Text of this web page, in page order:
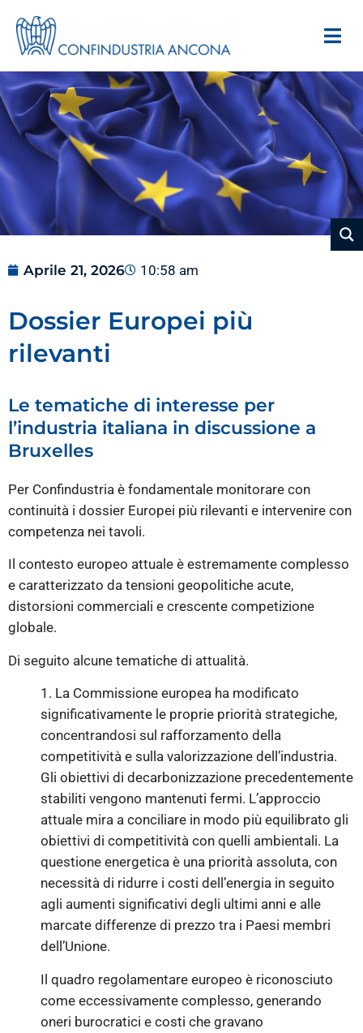
Aprile 21, 2026 10:58 am
Dossier Europei più
rilevanti
Le tematiche di interesse per
l’industria italiana in discussione a
Bruxelles
Per Confindustria è fondamentale monitorare con
continuità i dossier Europei più rilevanti e intervenire con
competenza nei tavoli.
Il contesto europeo attuale è estremamente complesso
e caratterizzato da tensioni geopolitiche acute,
distorsioni commerciali e crescente competizione
globale.
Di seguito alcune tematiche di attualità.
1. La Commissione europea ha modificato
significativamente le proprie priorità strategiche,
concentrandosi sul rafforzamento della
competitività e sulla valorizzazione dell’industria.
Gli obiettivi di decarbonizzazione precedentemente
stabiliti vengono mantenuti fermi. L’approccio
attuale mira a conciliare in modo più equilibrato gli
obiettivi di competitività con quelli ambientali. La
questione energetica è una priorità assoluta, con
necessità di ridurre i costi dell’energia in seguito
agli aumenti significativi degli ultimi anni e alle
marcate differenze di prezzo tra i Paesi membri
dell’Unione.
Il quadro regolamentare europeo è riconosciuto
come eccessivamente complesso, generando
oneri burocratici e costi che gravano